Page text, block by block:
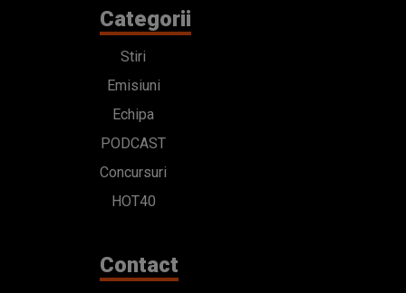
Categorii
Stiri
Emisiuni
Echipa
PODCAST
Concursuri
HOT40
Contact